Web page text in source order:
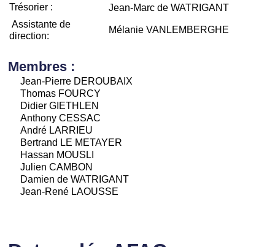
Trésorier :
Jean-Marc de WATRIGANT
Assistante de
direction:
Mélanie VANLEMBERGHE
Membres :
Jean-Pierre DEROUBAIX
Thomas FOURCY
Didier GIETHLEN
Anthony CESSAC
André LARRIEU
Bertrand LE METAYER
Hassan MOUSLI
Julien CAMBON
Damien de WATRIGANT
Jean-René LAOUSSE